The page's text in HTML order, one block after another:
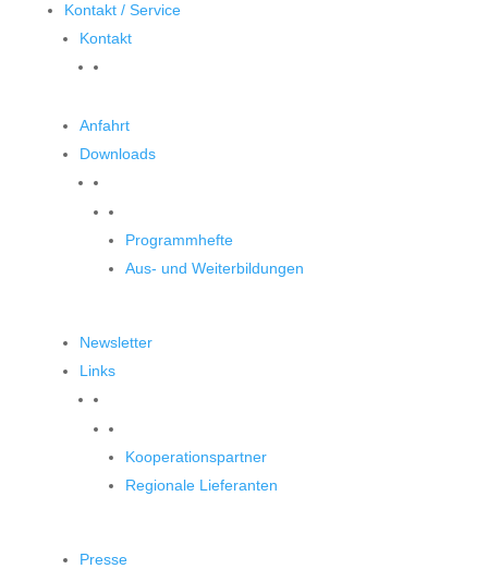
Kontakt / Service
Kontakt
Anfahrt
Downloads
Programmhefte
Aus- und Weiterbildungen
Newsletter
Links
Kooperationspartner
Regionale Lieferanten
Presse